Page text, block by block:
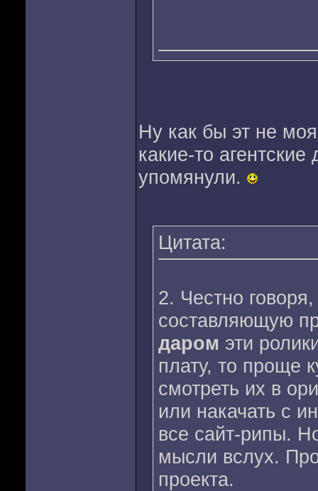
Ну как бы эт не
какие-то
упомянули.
Цитата:
2. Честно
составляющую
даром эти
плату, то проще
смотреть их в
или накачать с
все сайт-рипы.
мысли вслух.
проекта.